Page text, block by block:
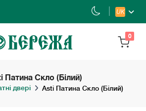
UK
0
Патина Скло (Білий)
двері Asti Патина Скло (Білий)